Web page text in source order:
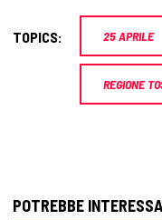
TOPICS: 25 APRILE
REGIONE
POTREBBE